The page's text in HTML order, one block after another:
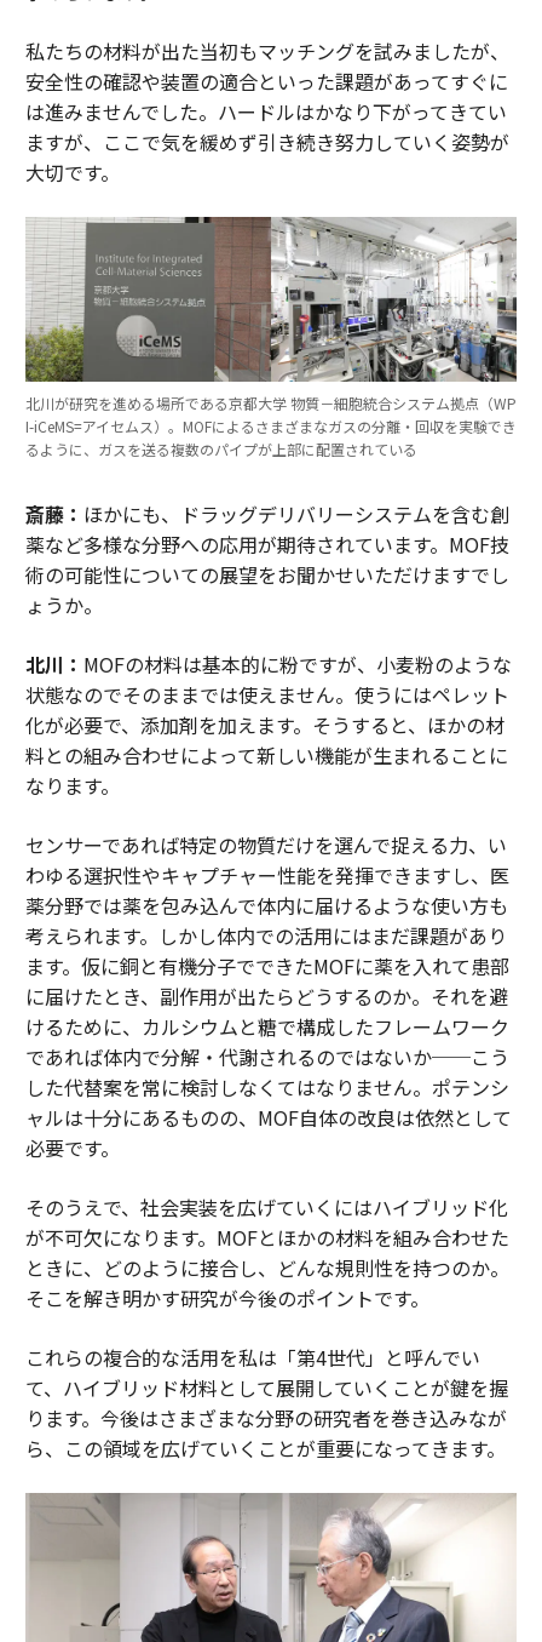
私たちの材料が出た当初もマッチングを試みましたが、
安全性の確認や装置の適合といった課題があってすぐに
は進みませんでした。ハードルはかなり下がってきてい
ますが、ここで気を緩めず引き続き努力していく姿勢が
大切です。
北川が研究を進める場所である京都大学 物質－細胞統合システム拠点（WP
I-iCeMS=アイセムス）。MOFによるさまざまなガスの分離・回収を実験でき
るように、ガスを送る複数のパイプが上部に配置されている
斎藤： ほかにも、ドラッグデリバリーシステムを含む創
薬など多様な分野への応用が期待されています。MOF技
術の可能性についての展望をお聞かせいただけますでし
ょうか。
北川： MOFの材料は基本的に粉ですが、小麦粉のような
状態なのでそのままでは使えません。使うにはペレット
化が必要で、添加剤を加えます。そうすると、ほかの材
料との組み合わせによって新しい機能が生まれることに
なります。
センサーであれば特定の物質だけを選んで捉える力、い
わゆる選択性やキャプチャー性能を発揮できますし、医
薬分野では薬を包み込んで体内に届けるような使い方も
考えられます。しかし体内での活用にはまだ課題があり
ます。仮に銅と有機分子でできたMOFに薬を入れて患部
に届けたとき、副作用が出たらどうするのか。それを避
けるために、カルシウムと糖で構成したフレームワーク
であれば体内で分解・代謝されるのではないか──こう
した代替案を常に検討しなくてはなりません。ポテンシ
ャルは十分にあるものの、MOF自体の改良は依然として
必要です。
そのうえで、社会実装を広げていくにはハイブリッド化
が不可欠になります。MOFとほかの材料を組み合わせた
ときに、どのように接合し、どんな規則性を持つのか。
そこを解き明かす研究が今後のポイントです。
これらの複合的な活用を私は「第4世代」と呼んでい
て、ハイブリッド材料として展開していくことが鍵を握
ります。今後はさまざまな分野の研究者を巻き込みなが
ら、この領域を広げていくことが重要になってきます。